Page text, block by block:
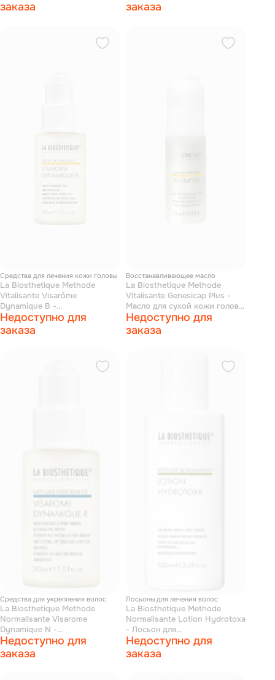
60 капс
заказа
заказа
Средства для лечения кожи головы
La Biosthetique Methode
Vitalisante Visarôme
Dynamique B -
Аромакомплекс для сухой
кожи головы 30 мл
Недоступно для
заказа
Восстанавливающее масло
La Biosthetique Methode
Vitalisante Genesicap Plus -
Масло для сухой кожи головы
15 мл
Недоступно для
заказа
Средства для укрепления волос
La Biosthetique Methode
Normalisante Visarome
Dynamique N -
Аромакомплекс
нормализующий 30 мл
Недоступно для
заказа
Лосьоны для лечения волос
La Biosthetique Methode
Normalisante Lotion Hydrotoxa
- Лосьон для
переувлажненной кожи
головы 100 мл
Недоступно для
заказа